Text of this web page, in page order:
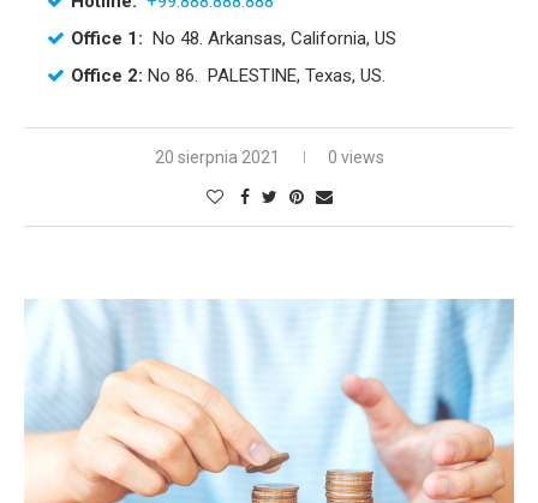
Office 1: No 48. Arkansas, California, US
Office 2: No 86. PALESTINE, Texas, US.
20 sierpnia 2021 0 views